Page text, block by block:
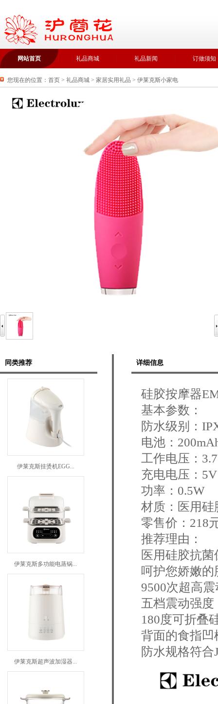
网站首页 礼品商城 礼品新闻 订做须知
您现在的位置： 首页 > 礼品商城 > 家居实用礼品 > 伊莱克斯小家电
同类推荐
伊莱克斯挂烫机EGG...
伊莱克斯多功能电蒸锅...
伊莱克斯超声波加湿器...
详细信息
硅胶按摩器
基本参数：
防水级别：
电池：
工作电压：
充电电压：5V
功率：0.5W
材质：医用
零售价：218
推荐理由：
医用硅胶抗
呵护您娇嫩的
9500次超高
五档震动强
180度可折叠
背面的食指
防水规格符